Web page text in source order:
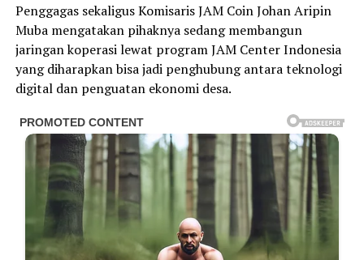
Penggagas sekaligus Komisaris JAM Coin Johan Aripin
Muba mengatakan pihaknya sedang membangun
jaringan koperasi lewat program JAM Center Indonesia
yang diharapkan bisa jadi penghubung antara teknologi
digital dan penguatan ekonomi desa.